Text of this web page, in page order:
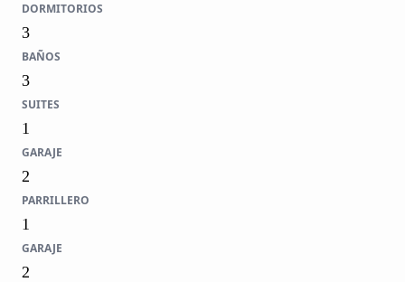
DORMITORIOS
3
BAÑOS
3
SUITES
1
GARAJE
2
PARRILLERO
1
GARAJE
2